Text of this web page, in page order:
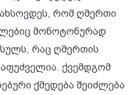
რომ ღმერთი
მონოტონურად
რაც ღმერთის
ქვემდგომ
ქმედება შეიძლება